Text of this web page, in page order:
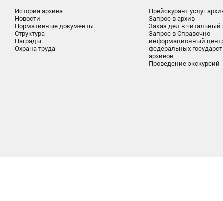
История архива
Новости
Нормативные документы
Структура
Награды
Охрана труда
Прейскурант услуг
Запрос в архив
Заказ дел в читальный
Запрос в Справочно-
информационный
федеральных
архивов
Проведение экскурсий